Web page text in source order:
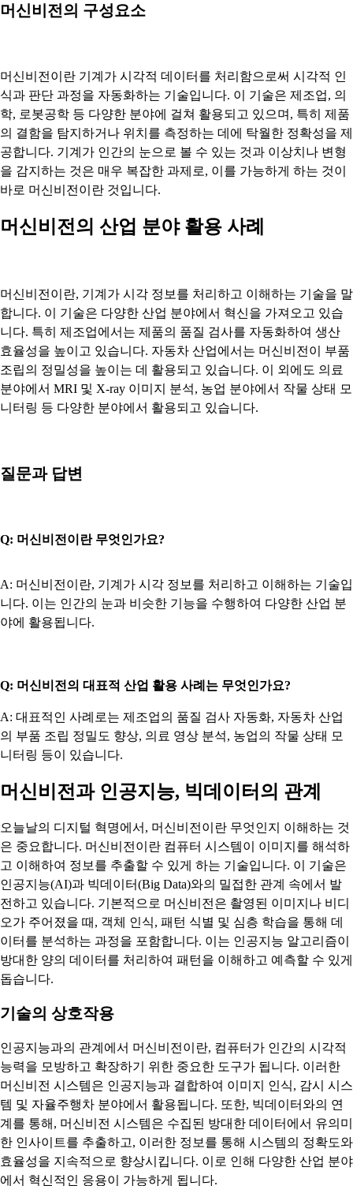
머신비전의 구성요소
머신비전이란 기계가 시각적 데이터를 처리함으로써 시각적 인
식과 판단 과정을 자동화하는 기술입니다. 이 기술은 제조업, 의
학, 로봇공학 등 다양한 분야에 걸쳐 활용되고 있으며, 특히 제품
의 결함을 탐지하거나 위치를 측정하는 데에 탁월한 정확성을 제
공합니다. 기계가 인간의 눈으로 볼 수 있는 것과 이상치나 변형
을 감지하는 것은 매우 복잡한 과제로, 이를 가능하게 하는 것이
바로 머신비전이란 것입니다.
머신비전의 산업 분야 활용 사례
머신비전이란, 기계가 시각 정보를 처리하고 이해하는 기술을 말
합니다. 이 기술은 다양한 산업 분야에서 혁신을 가져오고 있습
니다. 특히 제조업에서는 제품의 품질 검사를 자동화하여 생산
효율성을 높이고 있습니다. 자동차 산업에서는 머신비전이 부품
조립의 정밀성을 높이는 데 활용되고 있습니다. 이 외에도 의료
분야에서 MRI 및 X-ray 이미지 분석, 농업 분야에서 작물 상태 모
니터링 등 다양한 분야에서 활용되고 있습니다.
질문과 답변
Q: 머신비전이란 무엇인가요?
A: 머신비전이란, 기계가 시각 정보를 처리하고 이해하는 기술입
니다. 이는 인간의 눈과 비슷한 기능을 수행하여 다양한 산업 분
야에 활용됩니다.
Q: 머신비전의 대표적 산업 활용 사례는 무엇인가요?
A: 대표적인 사례로는 제조업의 품질 검사 자동화, 자동차 산업
의 부품 조립 정밀도 향상, 의료 영상 분석, 농업의 작물 상태 모
니터링 등이 있습니다.
머신비전과 인공지능, 빅데이터의 관계
오늘날의 디지털 혁명에서, 머신비전이란 무엇인지 이해하는 것
은 중요합니다. 머신비전이란 컴퓨터 시스템이 이미지를 해석하
고 이해하여 정보를 추출할 수 있게 하는 기술입니다. 이 기술은
인공지능(AI)과 빅데이터(Big Data)와의 밀접한 관계 속에서 발
전하고 있습니다. 기본적으로 머신비전은 촬영된 이미지나 비디
오가 주어졌을 때, 객체 인식, 패턴 식별 및 심층 학습을 통해 데
이터를 분석하는 과정을 포함합니다. 이는 인공지능 알고리즘이
방대한 양의 데이터를 처리하여 패턴을 이해하고 예측할 수 있게
돕습니다.
기술의 상호작용
인공지능과의 관계에서 머신비전이란, 컴퓨터가 인간의 시각적
능력을 모방하고 확장하기 위한 중요한 도구가 됩니다. 이러한
머신비전 시스템은 인공지능과 결합하여 이미지 인식, 감시 시스
템 및 자율주행차 분야에서 활용됩니다. 또한, 빅데이터와의 연
계를 통해, 머신비전 시스템은 수집된 방대한 데이터에서 유의미
한 인사이트를 추출하고, 이러한 정보를 통해 시스템의 정확도와
효율성을 지속적으로 향상시킵니다. 이로 인해 다양한 산업 분야
에서 혁신적인 응용이 가능하게 됩니다.